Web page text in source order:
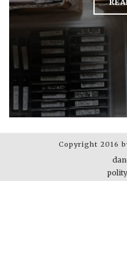
Copyright 2016